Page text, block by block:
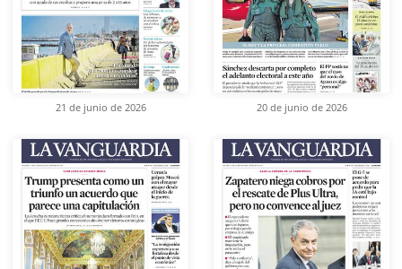
21 de junio de 2026 20 de junio de 2026